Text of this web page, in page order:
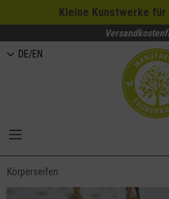
Kleine Kunstwerke für
DE/EN
Körperseifen